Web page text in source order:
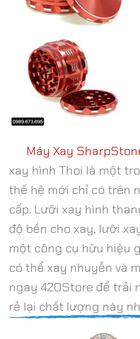
Máy Xay
xay hình Thoi là một
thế hệ mới chỉ có trên
cấp. Lưỡi xay hình
độ bền cho xay, lưỡi
một công cụ hữu hiệu
có thể xay nhuyễn và
ngay 420Store để trải
rẻ lại chất lượng này